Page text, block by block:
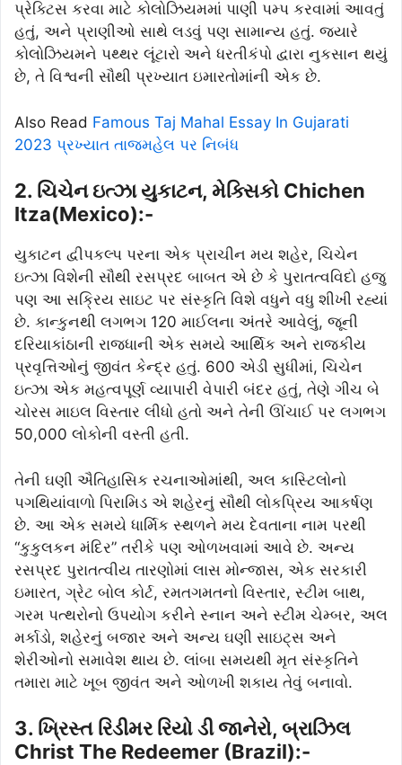
પ્રેક્ટિસ કરવા માટે કોલોઝિયમમાં પાણી પમ્પ કરવામાં આવતું
હતું, અને પ્રાણીઓ સાથે લડવું પણ સામાન્ય હતું. જ્યારે
કોલોઝિયમને પથ્થર લૂંટારો અને ધરતીકંપો દ્વારા નુકસાન થયું
છે, તે વિશ્વની સૌથી પ્રખ્યાત ઇમારતોમાંની એક છે.
Also Read Famous Taj Mahal Essay In Gujarati
2023 પ્રખ્યાત તાજમહેલ પર નિબંધ
2. ચિચેન ઇત્ઝા યુકાટન, મેક્સિકો Chichen
Itza(Mexico):-
યુકાટન દ્વીપકલ્પ પરના એક પ્રાચીન મય શહેર, ચિચેન
ઇત્ઝા વિશેની સૌથી રસપ્રદ બાબત એ છે કે પુરાતત્વવિદો હજુ
પણ આ સક્રિય સાઇટ પર સંસ્કૃતિ વિશે વધુને વધુ શીખી રહ્યાં
છે. કાન્કુનથી લગભગ 120 માઈલના અંતરે આવેલું, જૂની
દરિયાકાંઠાની રાજધાની એક સમયે આર્થિક અને રાજકીય
પ્રવૃત્તિઓનું જીવંત કેન્દ્ર હતું. 600 એડી સુધીમાં, ચિચેન
ઇત્ઝા એક મહત્વપૂર્ણ વ્યાપારી વેપારી બંદર હતું, તેણે ગીચ બે
ચોરસ માઇલ વિસ્તાર લીધો હતો અને તેની ઊંચાઈ પર લગભગ
50,000 લોકોની વસ્તી હતી.
તેની ઘણી ઐતિહાસિક રચનાઓમાંથી, અલ કાસ્ટિલોનો
પગથિયાંવાળો પિરામિડ એ શહેરનું સૌથી લોકપ્રિય આકર્ષણ
છે. આ એક સમયે ધાર્મિક સ્થળને મય દેવતાના નામ પરથી
“કુકુલકન મંદિર” તરીકે પણ ઓળખવામાં આવે છે. અન્ય
રસપ્રદ પુરાતત્વીય તારણોમાં લાસ મોન્જાસ, એક સરકારી
ઇમારત, ગ્રેટ બોલ કોર્ટ, રમતગમતનો વિસ્તાર, સ્ટીમ બાથ,
ગરમ પત્થરોનો ઉપયોગ કરીને સ્નાન અને સ્ટીમ ચેમ્બર, અલ
મર્કાડો, શહેરનું બજાર અને અન્ય ઘણી સાઇટ્સ અને
શેરીઓનો સમાવેશ થાય છે. લાંબા સમયથી મૃત સંસ્કૃતિને
તમારા માટે ખૂબ જીવંત અને ઓળખી શકાય તેવું બનાવો.
3. ખ્રિસ્ત રિડીમર રિયો ડી જાનેરો, બ્રાઝિલ
Christ The Redeemer (Brazil):-